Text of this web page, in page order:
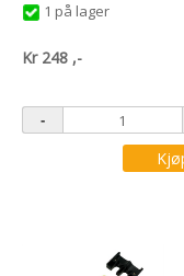
1 på lager
Kr 248 ,-